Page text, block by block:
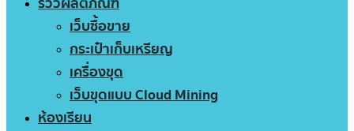
เว็บซื้อขาย
กระเป๋าเก็บเหรียญ
เครื่องขุด
เว็บขุดแบบ Cloud Mining
ห้องเรียน